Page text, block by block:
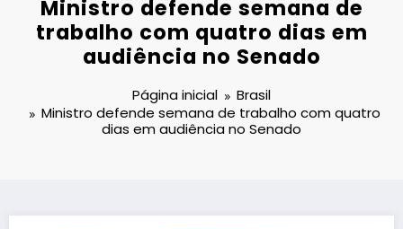
Ministro defende semana de
trabalho com quatro dias em
audiência no Senado
Página inicial
Brasil
Ministro defende semana de trabalho com quatro
dias em audiência no Senado